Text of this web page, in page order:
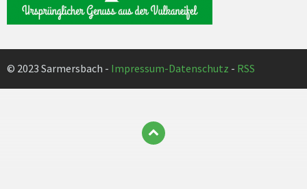
© 2023 Sarmersbach - Impressum-Datenschutz - RSS